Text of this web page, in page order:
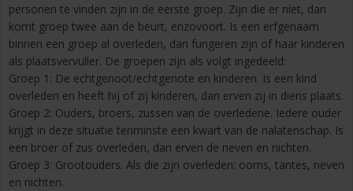
personen te vinden zijn in de eerste groep. Zijn die er niet, dan
komt groep twee aan de beurt, enzovoort. Is een erfgenaam
binnen een groep al overleden, dan fungeren zijn of haar kinderen
als plaatsvervuller. De groepen zijn als volgt ingedeeld:
Groep 1: De echtgenoot/echtgenote en kinderen. Is een kind
overleden en heeft hij of zij kinderen, dan erven zij in diens plaats.
Groep 2: Ouders, broers, zussen van de overledene. Iedere ouder
krijgt in deze situatie tenminste een kwart van de nalatenschap. Is
een broer of zus overleden, dan erven de neven en nichten.
Groep 3: Grootouders. Als die zijn overleden: ooms, tantes, neven
en nichten.